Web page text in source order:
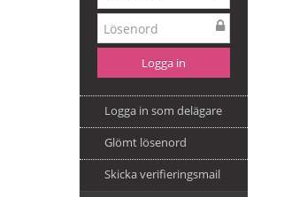
Logga in som delägare
Glömt lösenord
Skicka verifieringsmail